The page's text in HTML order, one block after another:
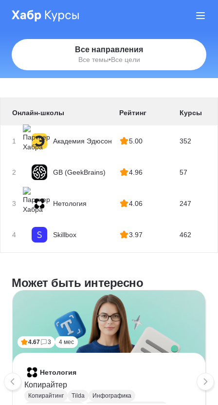
Все направления
Все темы•Все цели
Онлайн-школы Рейтинг Курсы
1 Академия Эдюсон 5.00 352
2 GB (GeekBrains) 4.96 57
3 Нетология 4.06 247
4 Skillbox 3.97 462
Может быть интересно
4.67 3 4 мес
Нетология
Копирайтер
Копирайтинг Tilda
Инфографика